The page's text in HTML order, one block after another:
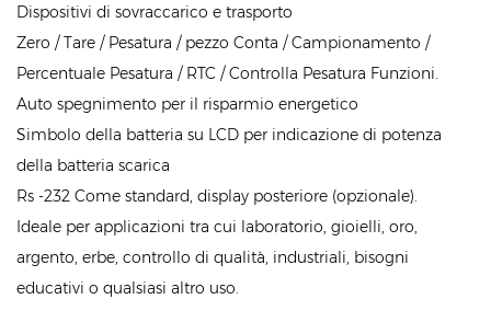
Dispositivi di sovraccarico e trasporto
Zero / Tare / Pesatura / pezzo Conta / Campionamento /
Percentuale Pesatura / RTC / Controlla Pesatura Funzioni.
Auto spegnimento per il risparmio energetico
Simbolo della batteria su LCD per indicazione di potenza
della batteria scarica
Rs -232 Come standard, display posteriore (opzionale).
Ideale per applicazioni tra cui laboratorio, gioielli, oro,
argento, erbe, controllo di qualità, industriali, bisogni
educativi o qualsiasi altro uso.